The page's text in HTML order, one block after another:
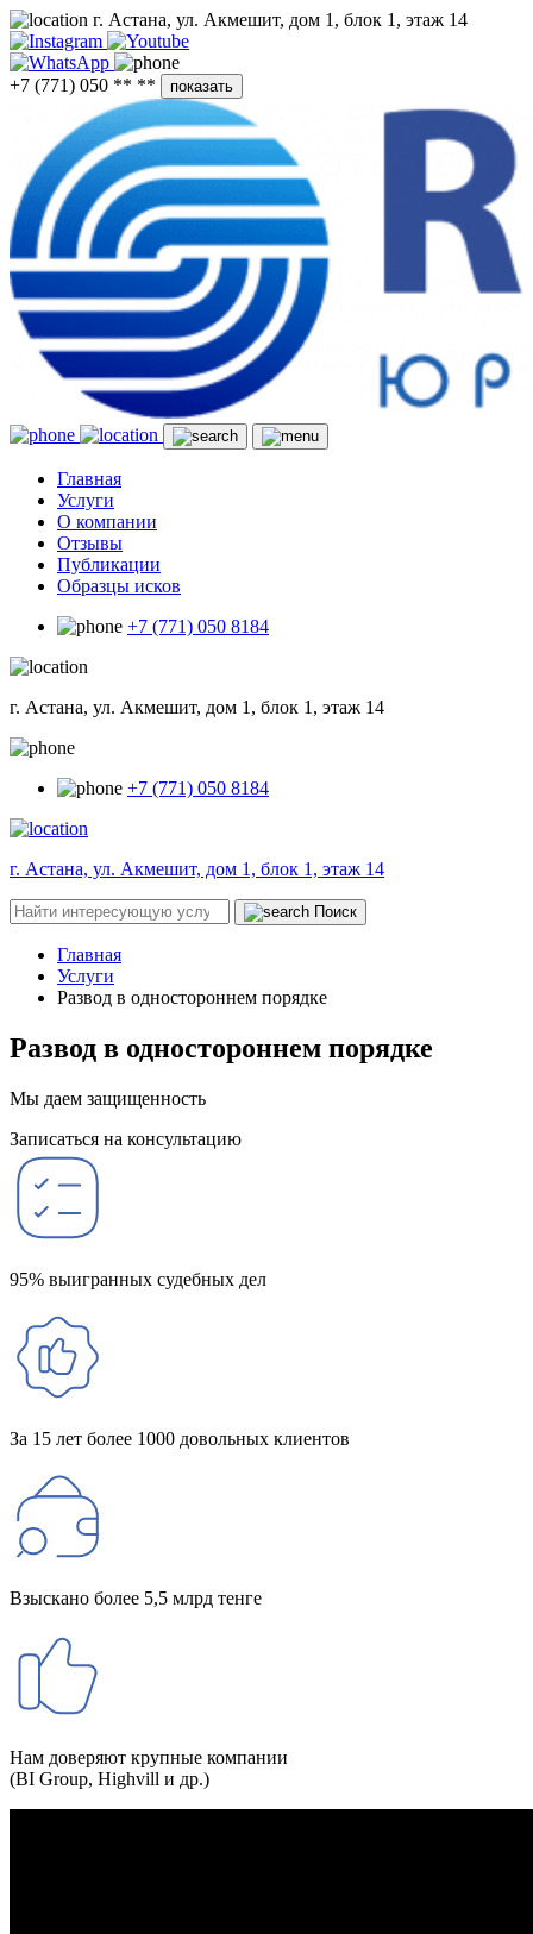
г. Астана, ул. Акмешит, дом 1, блок 1, этаж 14
+7 (771) 050 ** ** показать
Главная
Услуги
О компании
Отзывы
Публикации
Образцы исков
+7 (771) 050 8184
г. Астана, ул. Акмешит, дом 1, блок 1, этаж 14
+7 (771) 050 8184
г. Астана, ул. Акмешит, дом 1, блок 1, этаж 14
Поиск
Главная
Услуги
Развод в одностороннем порядке
Развод в одностороннем порядке
Мы даем защищенность
Записаться на консультацию
95% выигранных судебных дел
За 15 лет более 1000 довольных клиентов
Взыскано более 5,5 млрд тенге
Нам доверяют крупные компании
(BI Group, Highvill и др.)